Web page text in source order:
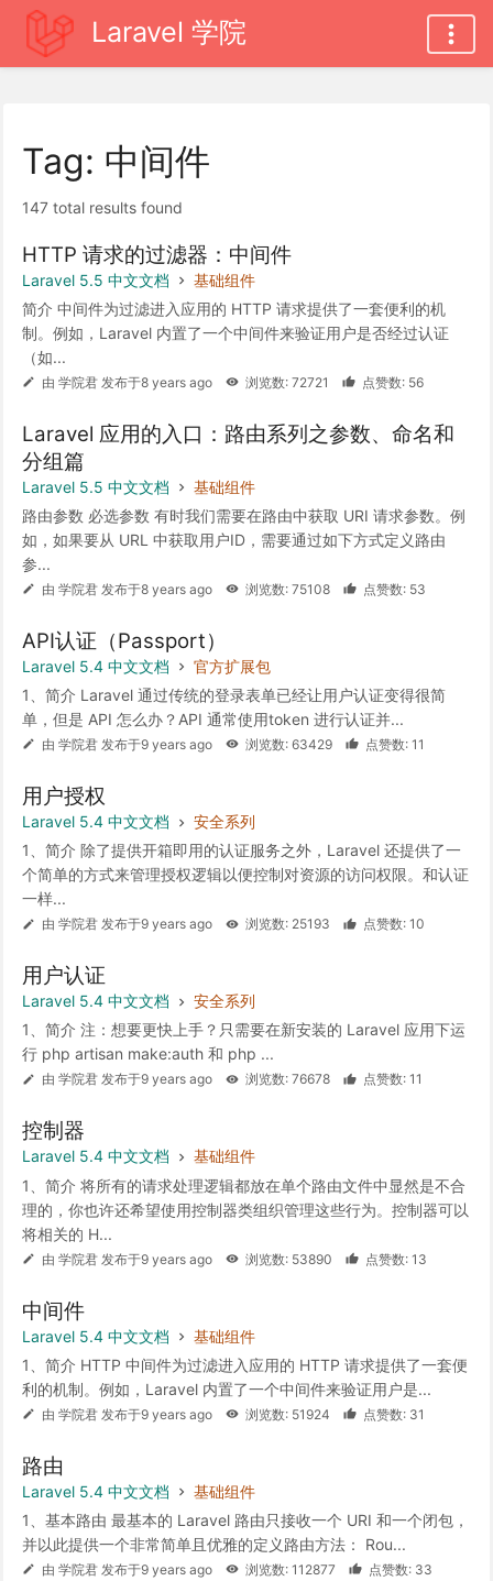
Laravel 学院
Tag: 中间件
147 total results found
HTTP 请求的过滤器：中间件
Laravel 5.5 中文文档
基础组件
简介 中间件为过滤进入应用的 HTTP 请求提供了一套便利的机
制。例如，Laravel 内置了一个中间件来验证用户是否经过认证
（如...
由 学院君 发布于8 years ago 浏览数: 72721 点赞数: 56
Laravel 应用的入口：路由系列之参数、命名和
分组篇
Laravel 5.5 中文文档
基础组件
路由参数 必选参数 有时我们需要在路由中获取 URI 请求参数。例
如，如果要从 URL 中获取用户ID，需要通过如下方式定义路由
参...
由 学院君 发布于8 years ago 浏览数: 75108 点赞数: 53
API认证（Passport）
Laravel 5.4 中文文档
官方扩展包
1、简介 Laravel 通过传统的登录表单已经让用户认证变得很简
单，但是 API 怎么办？API 通常使用token 进行认证并...
由 学院君 发布于9 years ago 浏览数: 63429 点赞数: 11
用户授权
Laravel 5.4 中文文档
安全系列
1、简介 除了提供开箱即用的认证服务之外，Laravel 还提供了一
个简单的方式来管理授权逻辑以便控制对资源的访问权限。和认证
一样...
由 学院君 发布于9 years ago 浏览数: 25193 点赞数: 10
用户认证
Laravel 5.4 中文文档
安全系列
1、简介 注：想要更快上手？只需要在新安装的 Laravel 应用下运
行 php artisan make:auth 和 php ...
由 学院君 发布于9 years ago 浏览数: 76678 点赞数: 11
控制器
Laravel 5.4 中文文档
基础组件
1、简介 将所有的请求处理逻辑都放在单个路由文件中显然是不合
理的，你也许还希望使用控制器类组织管理这些行为。控制器可以
将相关的 H...
由 学院君 发布于9 years ago 浏览数: 53890 点赞数: 13
中间件
Laravel 5.4 中文文档
基础组件
1、简介 HTTP 中间件为过滤进入应用的 HTTP 请求提供了一套便
利的机制。例如，Laravel 内置了一个中间件来验证用户是...
由 学院君 发布于9 years ago 浏览数: 51924 点赞数: 31
路由
Laravel 5.4 中文文档
基础组件
1、基本路由 最基本的 Laravel 路由只接收一个 URI 和一个闭包，
并以此提供一个非常简单且优雅的定义路由方法： Rou...
由 学院君 发布于9 years ago 浏览数: 112877 点赞数: 33